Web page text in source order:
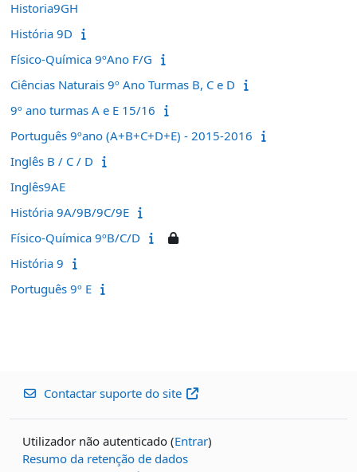
Historia9GH
História 9D
Físico-Química 9ºAno F/G
Ciências Naturais 9º Ano Turmas B, C e D
9º ano turmas A e E 15/16
Português 9ºano (A+B+C+D+E) - 2015-2016
Inglês B / C / D
Inglês9AE
História 9A/9B/9C/9E
Físico-Química 9ºB/C/D
História 9
Português 9º E
Contactar suporte do site
Utilizador não autenticado (Entrar)
Resumo da retenção de dados